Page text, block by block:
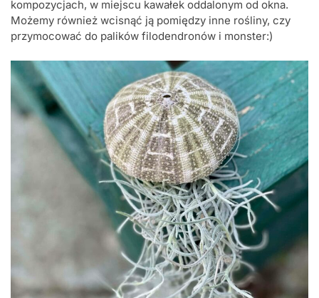
kompozycjach, w miejscu kawałek oddalonym od okna.
Możemy również wcisnąć ją pomiędzy inne rośliny, czy
przymocować do palików filodendronów i monster:)